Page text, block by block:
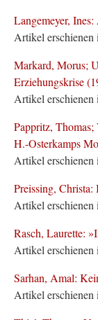
Langemeyer,
Artikel erschienen
Markard, Morus;
Erziehungskrise
Artikel erschienen
Pappritz,
H.-Osterkamps
Artikel erschienen
Preissing, Christa:
Artikel erschienen
Rasch, Laurette:
Artikel erschienen
Sarhan, Amal:
Artikel erschienen